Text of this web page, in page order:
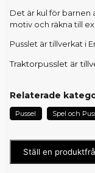
Det är kul för barnen
motiv och räkna till
Pusslet är tillverkat i
Traktorpusslet är
Relaterade
Pussel Spel och
Ställ en